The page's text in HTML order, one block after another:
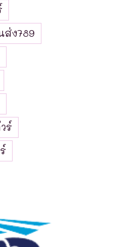
ส่ง789
ร์